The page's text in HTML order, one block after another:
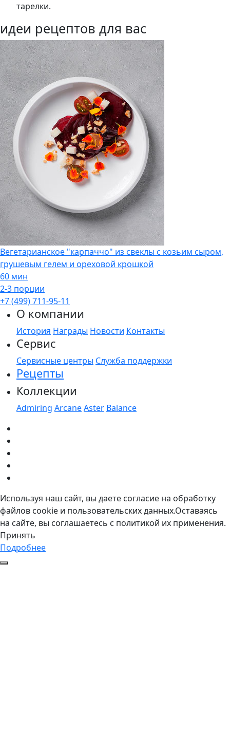
тарелки.
идеи рецептов для вас
Вегетарианское "карпаччо" из свеклы с козьим сыром,
грушевым гелем и ореховой крошкой
60 мин
2-3 порции
+7 (499) 711-95-11
О компании
История Награды Новости Контакты
Сервис
Сервисные центры Служба поддержки
Рецепты
Коллекции
Admiring ArcaneAster Balance
Используя наш сайт, вы даете согласие на обработку
файлов cookie и пользовательских данных.Оставаясь
на сайте, вы соглашаетесь с политикой их применения.
Принять
Подробнее